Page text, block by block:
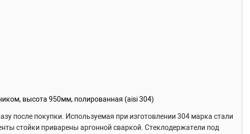
высота 950мм, полированная (aisi 304)
после покупки. Используемая при изготовлении 304 марка стали
стойки приварены аргонной сваркой. Стеклодержатели под